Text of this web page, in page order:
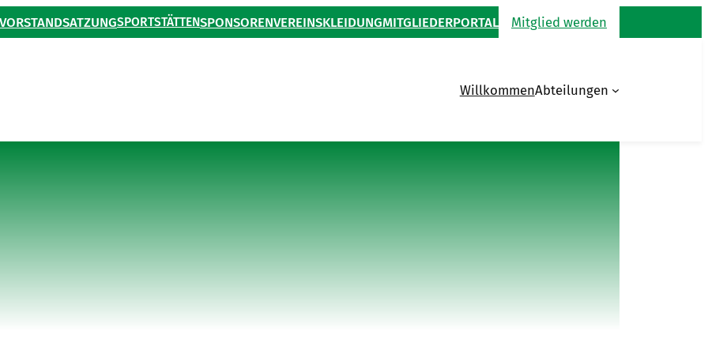
VORSTANDSATZUNGSPORTSTÄTTENSPONSORENVEREINSKLEIDUNGMITGLIEDERPORTAL Mitglied werden
WillkommenAbteilungen